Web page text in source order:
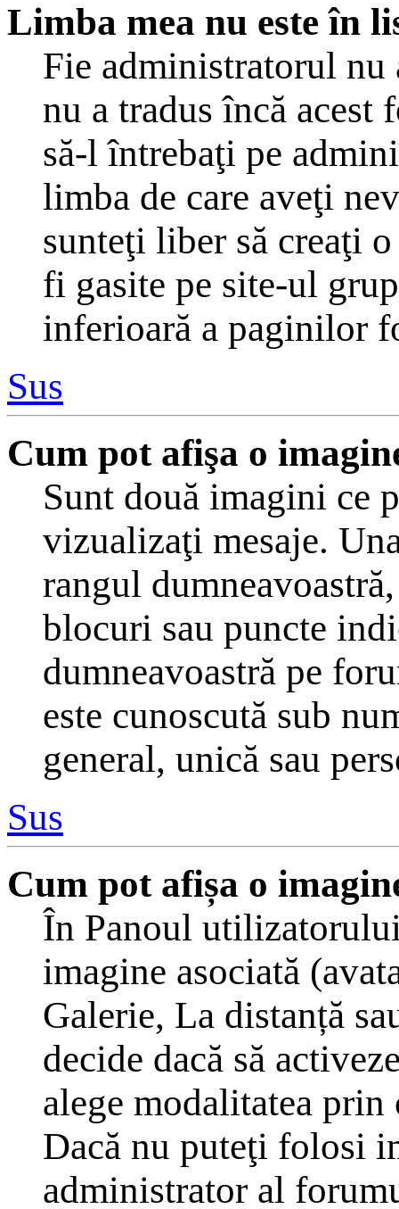
Limba mea nu este în
Fie administratorul nu
nu a tradus încă
să-l întrebaţi pe
limba de care aveţi
sunteţi liber să creaţi
fi gasite pe site-ul
inferioară a paginilor
Sus
Cum pot afişa o
Sunt două imagini ce
vizualizaţi mesaje.
rangul
blocuri sau puncte
dumneavoastră pe
este cunoscută sub
general, unică sau
Sus
Cum pot afișa o
În Panoul
imagine asociată
Galerie, La distanță
decide dacă să
alege modalitatea
Dacă nu puteţi folosi
administrator al